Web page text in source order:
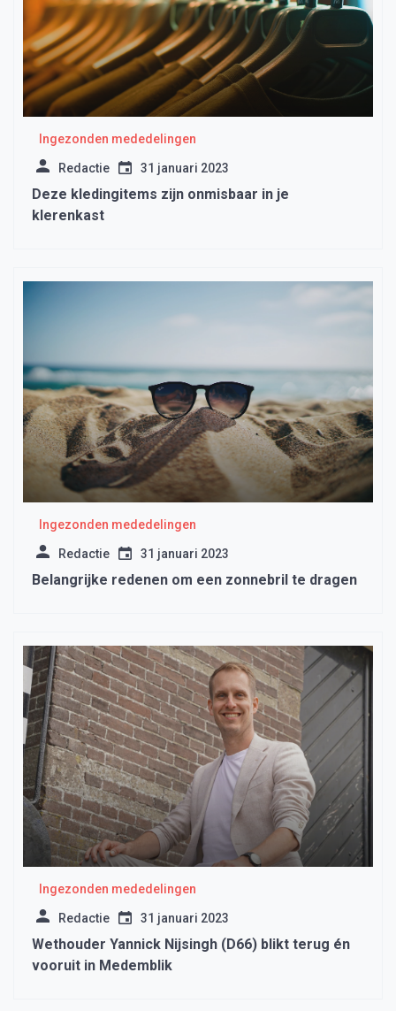
Ingezonden mededelingen
Redactie 31 januari 2023
Deze kledingitems zijn onmisbaar in je
klerenkast
Ingezonden mededelingen
Redactie 31 januari 2023
Belangrijke redenen om een zonnebril te dragen
Ingezonden mededelingen
Redactie 31 januari 2023
Wethouder Yannick Nijsingh (D66) blikt terug én
vooruit in Medemblik